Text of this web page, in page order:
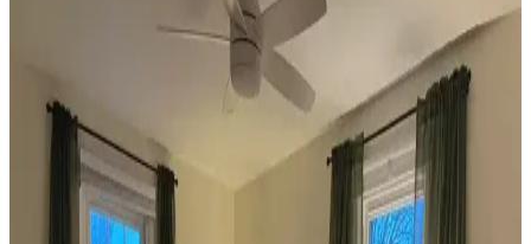
Koltuk ve aksesuar sandalyelerde renk uyumsuzluğu görsel rekabete
yol açabilir. Halı, perde, yastık ve mobilya yerleşimi ile renkler
dengelenerek mekanın estetik bütünlüğü sağlanır.
Ev Dekorasyonunda Denge ve Fonksiyonellik: Renk
Uyumu, Mobilya Yerleşimi ve Estetik İncelemesi
Reddit tartışması üzerinden ev dekorasyonunda renk uyumu,
mobilya yerleşimi ve aksesuar dengesi gibi unsurların yaşam
alanlarının estetik ve fonksiyonelliğini nasıl etkilediği inceleniyor.